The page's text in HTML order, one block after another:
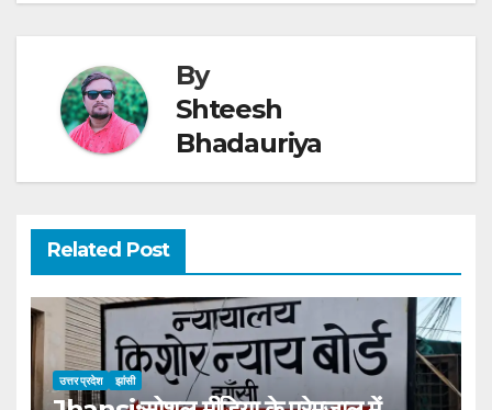
By
Shteesh
Bhadauriya
Related Post
उत्तर प्रदेश झांसी